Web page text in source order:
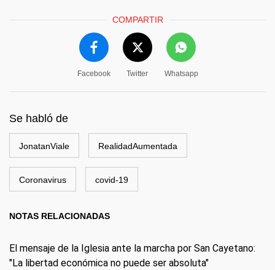
COMPARTIR
Facebook Twitter Whatsapp
Se habló de
JonatanViale RealidadAumentada
Coronavirus covid-19
NOTAS RELACIONADAS
El mensaje de la Iglesia ante la marcha por San Cayetano:
"La libertad económica no puede ser absoluta"